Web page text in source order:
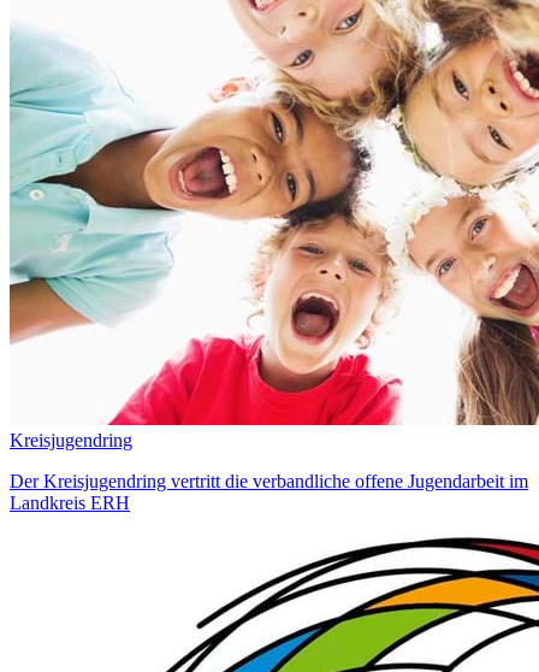
Kreisjugendring
Der Kreisjugendring vertritt die verbandliche offene Jugendarbeit im
Landkreis ERH